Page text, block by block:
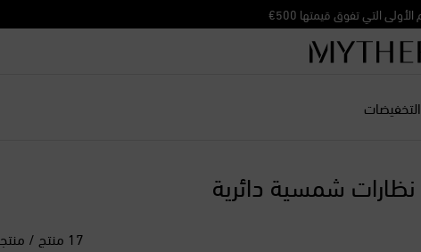
التخفيضات
17 منتج / منتجات